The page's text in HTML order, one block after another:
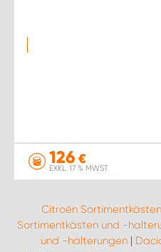
126 €
EXKL. 17 % MWST.
Citroën
Sortimentkästen und -
und -halterungen|